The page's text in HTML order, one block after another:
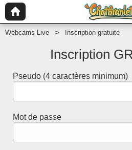
Webcams Live Inscription gratuite
Inscription
Pseudo (4 caractères minimum)
Mot de passe